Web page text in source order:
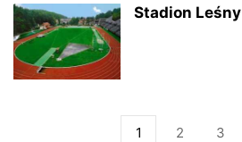
Stadion Leśny
1 2 3